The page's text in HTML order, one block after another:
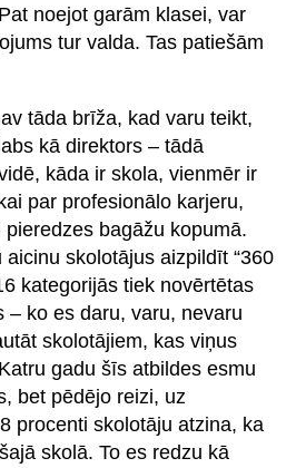
noejot garām klasei, var
tur valda. Tas patiešām
tāda brīža, kad varu teikt,
kā direktors – tādā
kāda ir skola, vienmēr ir
par profesionālo karjeru,
bagāžu kopumā.
skolotājus aizpildīt “360
kategorijās tiek novērtētas
– ko es daru, varu, nevaru
skolotājiem, kas viņus
gadu šīs atbildes esmu
bet pēdējo reizi, uz
procenti skolotāju atzina, ka
skolā. To es redzu kā